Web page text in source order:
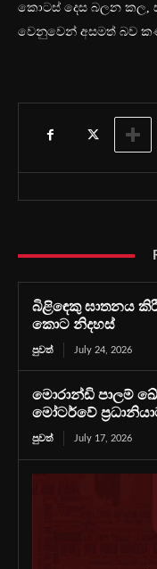
කොටස් දෙස බලන කල,
වෙනුවෙන් අසමත් බව
බිළිඳෙකු ඝාතනය
කොට නිදහස්
පුවත් July 24, 2026
මොරාන්ඩි පාලම්
මෝටර්වේ
පුවත් July 17, 2026